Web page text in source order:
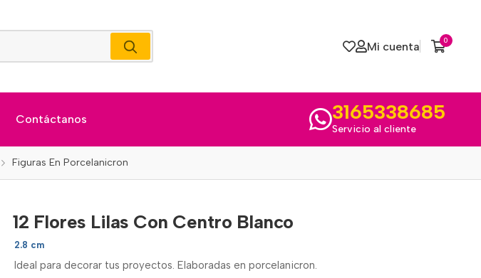
Mi cuenta 0
Contáctanos 3165338685
Servicio al cliente
Figuras En Porcelanicron
12 Flores Lilas Con Centro Blanco
2.8 cm
Ideal para decorar tus proyectos. Elaboradas en porcelanicron.